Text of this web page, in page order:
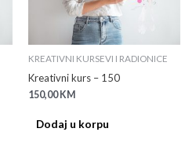
KREATIVNI KURSEVI I RADIONICE
Kreativni kurs – 150
150,00 KM
Dodaj u korpu